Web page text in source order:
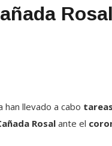
Rosal
han llevado a cabo
Rosal ante el